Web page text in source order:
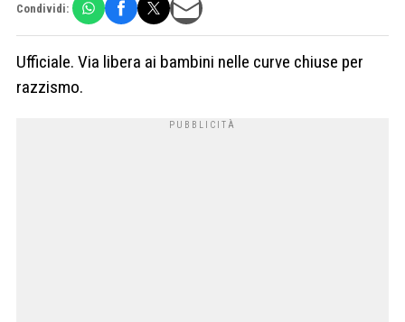
Condividi:
Ufficiale. Via libera ai bambini nelle curve chiuse per
razzismo.